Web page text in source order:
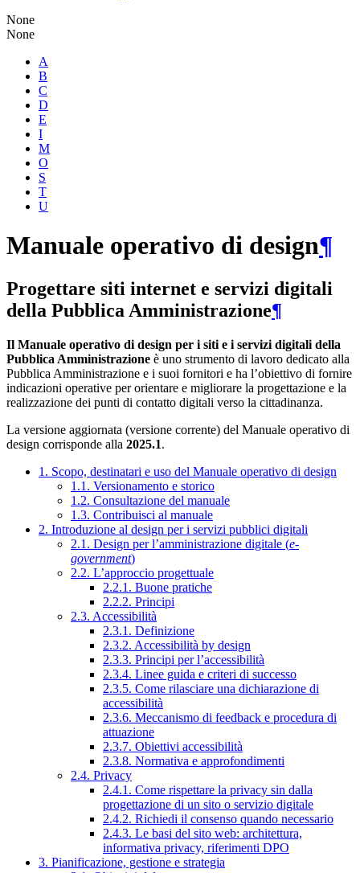
None
None
A
B
C
D
E
I
M
O
S
T
U
Manuale operativo di design¶
Progettare siti internet e servizi digitali
della Pubblica Amministrazione¶
Il Manuale operativo di design per i siti e i servizi digitali della
Pubblica Amministrazione è uno strumento di lavoro dedicato alla
Pubblica Amministrazione e i suoi fornitori e ha l’obiettivo di fornire
indicazioni operative per orientare e migliorare la progettazione e la
realizzazione dei punti di contatto digitali verso la cittadinanza.
La versione aggiornata (versione corrente) del Manuale operativo di
design corrisponde alla 2025.1.
1. Scopo, destinatari e uso del Manuale operativo di design
1.1. Versionamento e storico
1.2. Consultazione del manuale
1.3. Contribuisci al manuale
2. Introduzione al design per i servizi pubblici digitali
2.1. Design per l’amministrazione digitale (e-
government)
2.2. L’approccio progettuale
2.2.1. Buone pratiche
2.2.2. Principi
2.3. Accessibilità
2.3.1. Definizione
2.3.2. Accessibilità by design
2.3.3. Principi per l’accessibilità
2.3.4. Linee guida e criteri di successo
2.3.5. Come rilasciare una dichiarazione di
accessibilità
2.3.6. Meccanismo di feedback e procedura di
attuazione
2.3.7. Obiettivi accessibilità
2.3.8. Normativa e approfondimenti
2.4. Privacy
2.4.1. Come rispettare la privacy sin dalla
progettazione di un sito o servizio digitale
2.4.2. Richiedi il consenso quando necessario
2.4.3. Le basi del sito web: architettura,
informativa privacy, riferimenti DPO
3. Pianificazione, gestione e strategia